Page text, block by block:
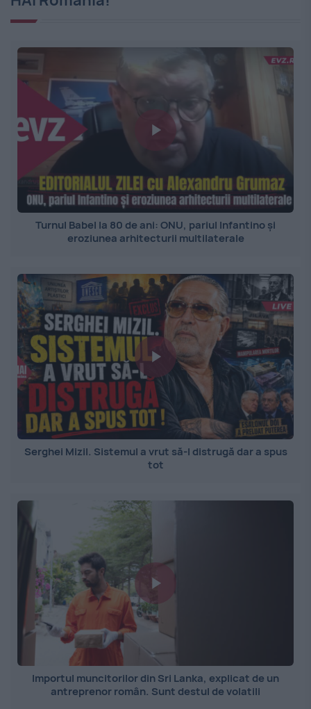
Turnul Babel la 80 de ani: ONU, pariul Infantino și
eroziunea arhitecturii multilaterale
Serghei Mizil. Sistemul a vrut să-l distrugă dar a spus
tot
Importul muncitorilor din Sri Lanka, explicat de un
antreprenor român. Sunt destul de volatili